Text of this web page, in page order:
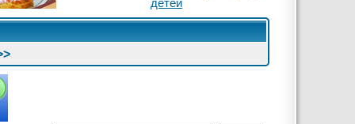
детей